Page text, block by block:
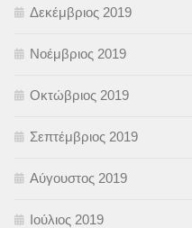
Δεκέμβριος 2019
Νοέμβριος 2019
Οκτώβριος 2019
Σεπτέμβριος 2019
Αύγουστος 2019
Ιούλιος 2019